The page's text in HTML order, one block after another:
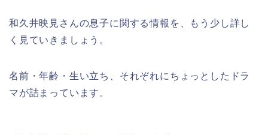
和久井映見さんの息子に関する情報を、もう少し詳し
く見ていきましょう。
名前・年齢・生い立ち、それぞれにちょっとしたドラ
マが詰まっています。